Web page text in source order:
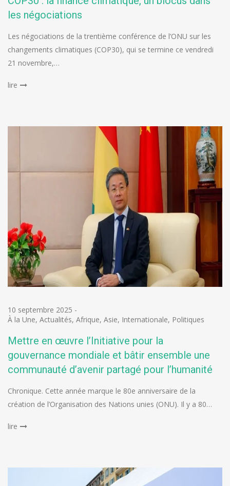
les négociations
Les négociations de la trentième conférence de l’ONU sur les
changements climatiques (COP30), qui se termine ce vendredi
21 novembre,…
lire
10 septembre 2025 -
À la Une, Actualités, Afrique, Asie, Internationale, Politiques
Mettre en œuvre l’Initiative pour la
gouvernance mondiale et bâtir ensemble une
communauté d’avenir partagé pour l’humanité
Chronique. Cette année marque le 80e anniversaire de la
création de l’Organisation des Nations unies (ONU). Il y a 80…
lire